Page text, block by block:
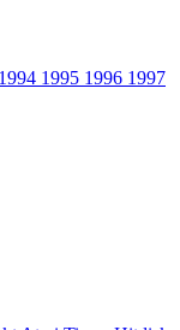
1994 1995 1996 1997